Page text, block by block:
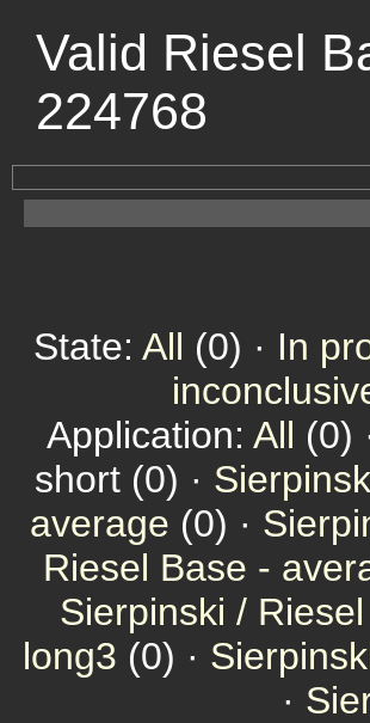
Valid Riesel
224768
State: All (0) · In
Application: All (0)
short (0) ·
average (0) ·
Riesel Base -
Sierpinski /
long3 (0) ·
·